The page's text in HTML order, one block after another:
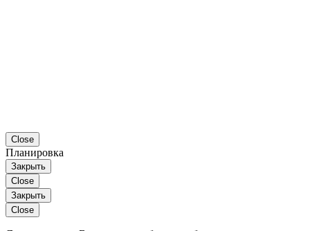
Close
Планировка
Закрыть
Close
Закрыть
Close